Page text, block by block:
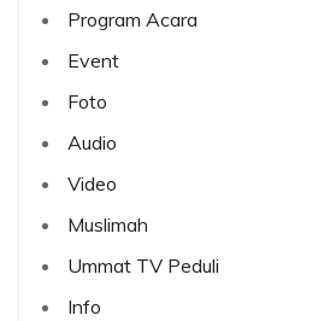
Program Acara
Event
Foto
Audio
Video
Muslimah
Ummat TV Peduli
Info